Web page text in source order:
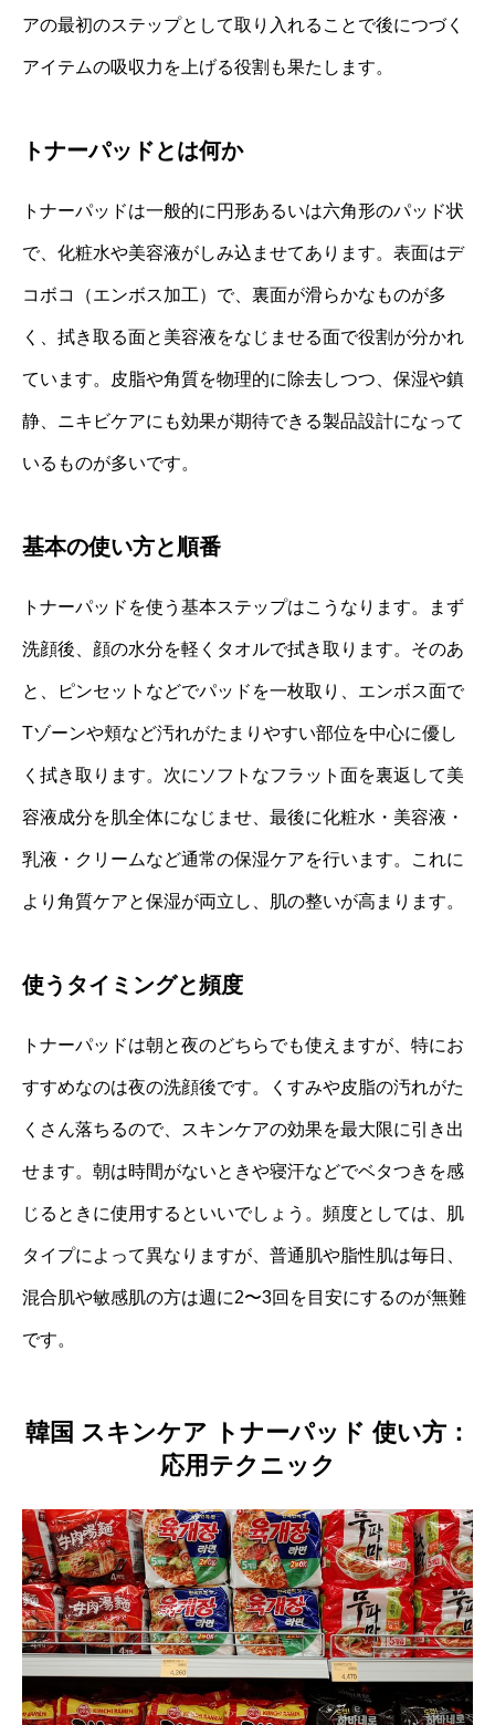
アの最初のステップとして取り入れることで後につづく
アイテムの吸収力を上げる役割も果たします。
トナーパッドとは何か
トナーパッドは一般的に円形あるいは六角形のパッド状
で、化粧水や美容液がしみ込ませてあります。表面はデ
コボコ（エンボス加工）で、裏面が滑らかなものが多
く、拭き取る面と美容液をなじませる面で役割が分かれ
ています。皮脂や角質を物理的に除去しつつ、保湿や鎮
静、ニキビケアにも効果が期待できる製品設計になって
いるものが多いです。
基本の使い方と順番
トナーパッドを使う基本ステップはこうなります。まず
洗顔後、顔の水分を軽くタオルで拭き取ります。そのあ
と、ピンセットなどでパッドを一枚取り、エンボス面で
Tゾーンや頬など汚れがたまりやすい部位を中心に優し
く拭き取ります。次にソフトなフラット面を裏返して美
容液成分を肌全体になじませ、最後に化粧水・美容液・
乳液・クリームなど通常の保湿ケアを行います。これに
より角質ケアと保湿が両立し、肌の整いが高まります。
使うタイミングと頻度
トナーパッドは朝と夜のどちらでも使えますが、特にお
すすめなのは夜の洗顔後です。くすみや皮脂の汚れがた
くさん落ちるので、スキンケアの効果を最大限に引き出
せます。朝は時間がないときや寝汗などでベタつきを感
じるときに使用するといいでしょう。頻度としては、肌
タイプによって異なりますが、普通肌や脂性肌は毎日、
混合肌や敏感肌の方は週に2〜3回を目安にするのが無難
です。
韓国 スキンケア トナーパッド 使い方：
応用テクニック